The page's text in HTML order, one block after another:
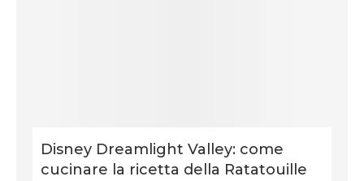
Disney Dreamlight Valley: come
cucinare la ricetta della Ratatouille